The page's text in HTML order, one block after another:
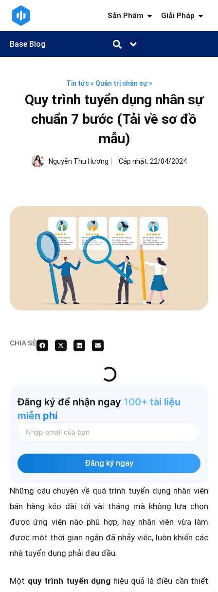
Sản Phẩm Giải Pháp
Base Blog
Tin tức» Quản trị nhân sự»
Quy trình tuyển dụng nhân sự
chuẩn 7 bước (Tải về sơ đồ
mẫu)
Nguyễn Thu Hương Cập nhật: 22/04/2024
CHIA SẺ
Đăng ký để nhận ngay 100+ tài liệu
miễn phí
Đăng ký ngay
Những câu chuyện về quá trình tuyển dụng nhân viên
bán hàng kéo dài tới vài tháng mà không lựa chọn
được ứng viên nào phù hợp, hay nhân viên vừa làm
được một thời gian ngắn đã nhảy việc, luôn khiến các
nhà tuyển dụng phải đau đầu.
Một quy trình tuyển dụng hiệu quả là điều cần thiết